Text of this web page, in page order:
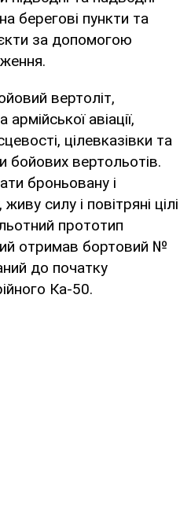
берегові пункти та
за допомогою
вертоліт,
авіації,
цілевказівки та
бойових вертольотів.
броньовану і
силу і повітряні цілі
прототип
отримав бортовий №
до початку
Ка-50.